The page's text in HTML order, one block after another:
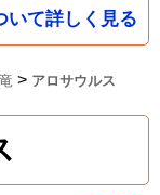
て詳しく見る
> アロサウルス